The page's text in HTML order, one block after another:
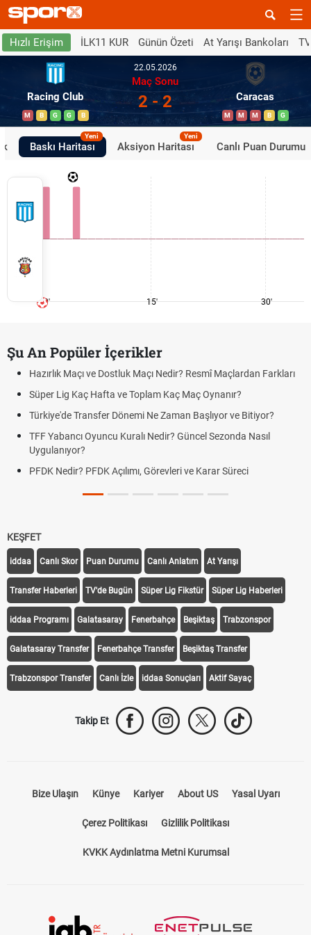
Hızlı Erişim İLK11 KUR Günün Özeti At Yarışı Bankoları
Racing Club
M B G G B
22.05.2026
Maç Sonu
2 - 2 Caracas
M M M B G
Baskı Haritası
Yeni
Aksiyon Haritası
Yeni
Canlı Puan Durumu
0' 15' 30'
Şu An Popüler İçerikler
Hazırlık Maçı ve Dostluk Maçı Nedir? Resmî Maçlardan Farkları
Süper Lig Kaç Hafta ve Toplam Kaç Maç Oynanır?
Türkiye'de Transfer Dönemi Ne Zaman Başlıyor ve Bitiyor?
TFF Yabancı Oyuncu Kuralı Nedir? Güncel Sezonda Nasıl
Uygulanıyor?
PFDK Nedir? PFDK Açılımı, Görevleri ve Karar Süreci
KEŞFET
iddaa Canlı Skor Puan Durumu Canlı Anlatım At Yarışı
Transfer Haberleri TV'de Bugün Süper Lig Fikstür Süper Lig Haberleri
iddaa Programı Galatasaray Fenerbahçe Beşiktaş Trabzonspor
Galatasaray Transfer Fenerbahçe Transfer Beşiktaş Transfer
Trabzonspor Transfer Canlı İzle iddaa Sonuçları Aktif Sayaç
Takip Et
Bize Ulaşın Künye Kariyer About US Yasal Uyarı
Çerez Politikası Gizlilik Politikası
KVKK Aydınlatma Metni Kurumsal